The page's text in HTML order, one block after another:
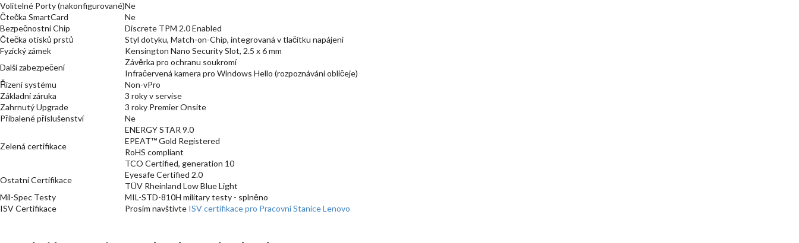
Volitelné Porty (nakonfigurované)Ne
Čtečka SmartCard
Ne
Bezpečnostní Chip
Discrete TPM 2.0 Enabled
Čtečka otisků prstů
Styl dotyku, Match-on-Chip, integrovaná v tlačítku napájení
Fyzický zámek
Kensington Nano Security Slot, 2.5 x 6 mm
Další zabezpečení
Závěrka pro ochranu soukromí
Infračervená kamera pro Windows Hello (rozpoznávání obličeje)
Řízení systému
Non-vPro
Základní záruka
3 roky v servise
Zahrnutý Upgrade
3 roky Premier Onsite
Přibalené příslušenství
Ne
Zelená certifikace
ENERGY STAR 9.0
EPEAT™ Gold Registered
RoHS compliant
TCO Certified, generation 10
Ostatní Certifikace
Eyesafe Certified 2.0
TÜV Rheinland Low Blue Light
Mil-Spec Testy
MIL-STD-810H military testy - splněno
ISV Certifikace
Prosím navštivte ISV certifikace pro Pracovní Stanice Lenovo